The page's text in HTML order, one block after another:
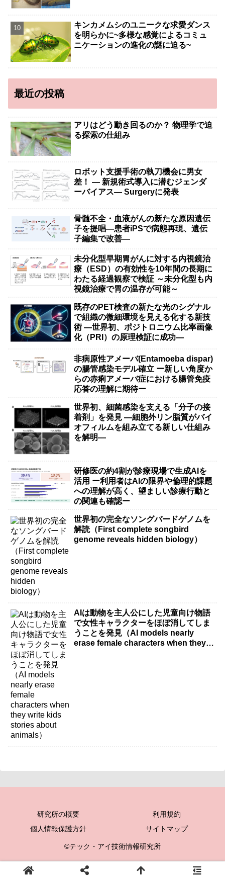
キンカメムシのユニークな求愛ダンス
を明らかに~多様な感覚によるコミュ
ニケーションの進化の謎に迫る~
最近の投稿
アリはどう動き回るのか？ 物理学で迫
る探索の仕組み
ロボット支援手術の執刀機会に男女
差！ — 新規術式導入に潜むジェンダ
ーバイアス— Surgeryに発表
骨髄不全・血液がんの新たな原因遺伝
子を提唱―患者iPSで病態再現、遺伝
子編集で改善―
未分化型早期胃がんに対する内視鏡治
療（ESD）の有効性を10年間の長期に
わたる経過観察で検証 ～未分化型も内
視鏡治療で胃の温存が可能～
既存のPET検査の新たな光のシグナル
で組織の微細環境を見える化する新技
術 ―世界初、ポジトロニウム比率画像
化（PRI）の原理検証に成功―
非病原性アメーバ(Entamoeba dispar)
の腸管感染モデル確立 ー新しい角度か
らの赤痢アメーバ症における腸管免疫
応答の理解に期待ー
世界初、細菌感染を支える「分子の接
着剤」を発見 ―細胞外リン脂質がバイ
オフィルムを組み立てる新しい仕組み
を解明―
研修医の約4割が診療現場で生成AIを
活用 ー利用者はAIの限界や倫理的課題
への理解が高く、望ましい診療行動と
の関連も確認ー
世界初の完全なソングバードゲノムを
解読（First complete songbird
genome reveals hidden biology）
AIは動物を主人公にした児童向け物語
で女性キャラクターをほぼ消してしま
うことを発見（AI models nearly
erase female characters when they
研究所の概要
利用規約
個人情報保護方針
サイトマップ
©テック・アイ技術情報研究所